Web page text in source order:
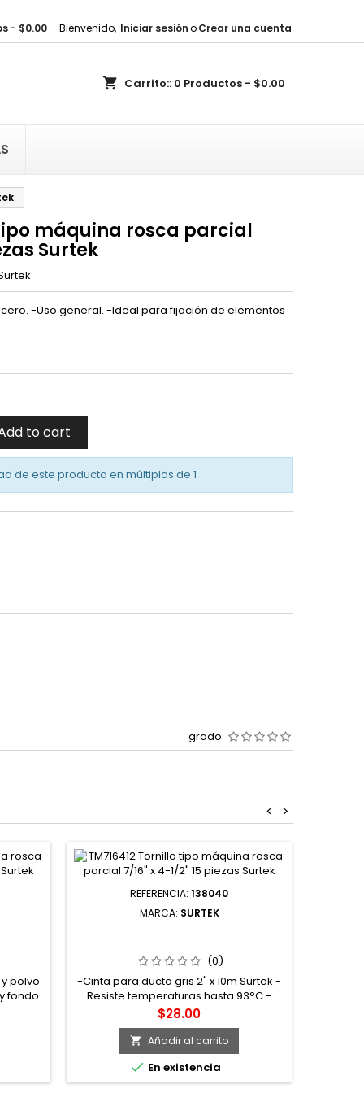
Bienvenido, Iniciar sesiónoCrear una cuenta
- $0.00
shopping_cart Carrito:: 0 Productos - $0.00
tipo máquina rosca parcial
Surtek
-Uso general. -Ideal para fijación de elementos
to cart
de este producto en múltiplos de 1
grado
>
<
polvo
fondo
-
REFERENCIA: 138040
MARCA: SURTEK
(0)
-Cinta para ducto gris 2" x 10m Surtek -
Resiste temperaturas hasta 93°C -
Adhesivo de alto anclaje -Espesor de
0.254mm -Excelente para trabajos
generales de mantenimiento, para
reforzar y proteger tapetes, pegar
cables al piso o alfombra,
emergencias y averías en autos,
Precio
$28.00
 Añadir al carrito
 En existencia